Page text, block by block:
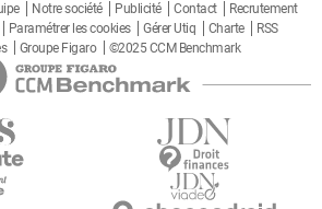
Notre société Publicité Contact
Recrutement
Paramétrer les cookies Gérer Utiq Charte
RSS
Groupe Figaro ©2025 CCM Benchmark